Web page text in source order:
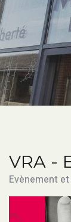
VRA -
Evènement